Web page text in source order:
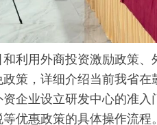
用外商投资激励政策、
策，详细介绍当前我省在
企业设立研发中心的准入
优惠政策的具体操作流程